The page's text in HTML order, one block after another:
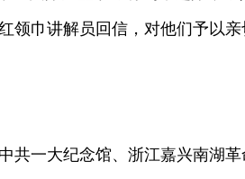
领巾讲解员回信，对他们予以
一大纪念馆、浙江嘉兴南湖革